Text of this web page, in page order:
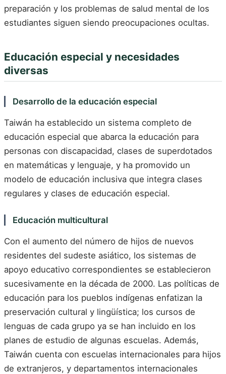
preparación y los problemas de salud mental de los
estudiantes siguen siendo preocupaciones ocultas.
Educación especial y necesidades
diversas
Desarrollo de la educación especial
Taiwán ha establecido un sistema completo de
educación especial que abarca la educación para
personas con discapacidad, clases de superdotados
en matemáticas y lenguaje, y ha promovido un
modelo de educación inclusiva que integra clases
regulares y clases de educación especial.
Educación multicultural
Con el aumento del número de hijos de nuevos
residentes del sudeste asiático, los sistemas de
apoyo educativo correspondientes se establecieron
sucesivamente en la década de 2000. Las políticas de
educación para los pueblos indígenas enfatizan la
preservación cultural y lingüística; los cursos de
lenguas de cada grupo ya se han incluido en los
planes de estudio de algunas escuelas. Además,
Taiwán cuenta con escuelas internacionales para hijos
de extranjeros, y departamentos internacionales